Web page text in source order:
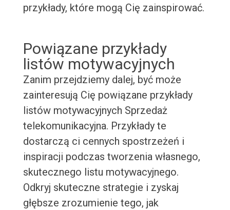
przykłady, które mogą Cię zainspirować.
Powiązane przykłady
listów motywacyjnych
Zanim przejdziemy dalej, być może
zainteresują Cię powiązane przykłady
listów motywacyjnych Sprzedaż
telekomunikacyjna. Przykłady te
dostarczą ci cennych spostrzeżeń i
inspiracji podczas tworzenia własnego,
skutecznego listu motywacyjnego.
Odkryj skuteczne strategie i zyskaj
głębsze zrozumienie tego, jak